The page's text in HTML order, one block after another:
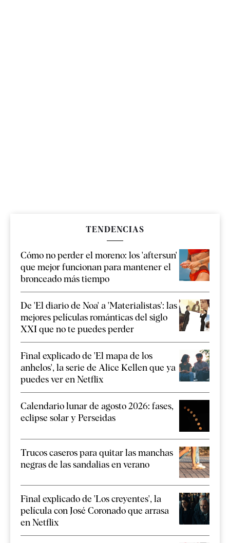
TENDENCIAS
Cómo no perder el moreno: los 'aftersun'
que mejor funcionan para mantener el
bronceado más tiempo
De 'El diario de Noa' a 'Materialistas': las
mejores películas románticas del siglo
XXI que no te puedes perder
Final explicado de 'El mapa de los
anhelos', la serie de Alice Kellen que ya
puedes ver en Netflix
Calendario lunar de agosto 2026: fases,
eclipse solar y Perseidas
Trucos caseros para quitar las manchas
negras de las sandalias en verano
Final explicado de 'Los creyentes', la
película con José Coronado que arrasa
en Netflix